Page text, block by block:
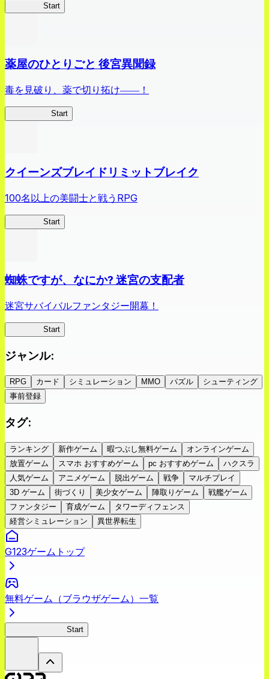
Start
薬屋のひとりごと 後宮異聞録
毒を見破り、薬で切り拓け――！
Start
クイーンズブレイドリミットブレイク
100名以上の美闘士と戦うRPG
Start
蜘蛛ですが、なにか? 迷宮の支配者
迷宮サバイバルファンタジー開幕！
Start
ジャンル:
RPG カード シミュレーション MMO パズル
シューティング
事前登録
タグ:
ランキング 新作ゲーム 暇つぶし無料ゲーム
オンラインゲーム
放置ゲーム
スマホ おすすめゲーム pc おすすめゲーム
ハクスラ
人気ゲーム
アニメゲーム 脱出ゲーム 戦争
マルチプレイ
3D ゲーム
街づくり 美少女ゲーム 陣取りゲーム
戦艦ゲーム
ファンタジー
育成ゲーム
タワーディフェンス
経営シミュレーション
異世界転生
G123ゲームトップ
無料ゲーム（ブラウザゲーム）一覧
Start